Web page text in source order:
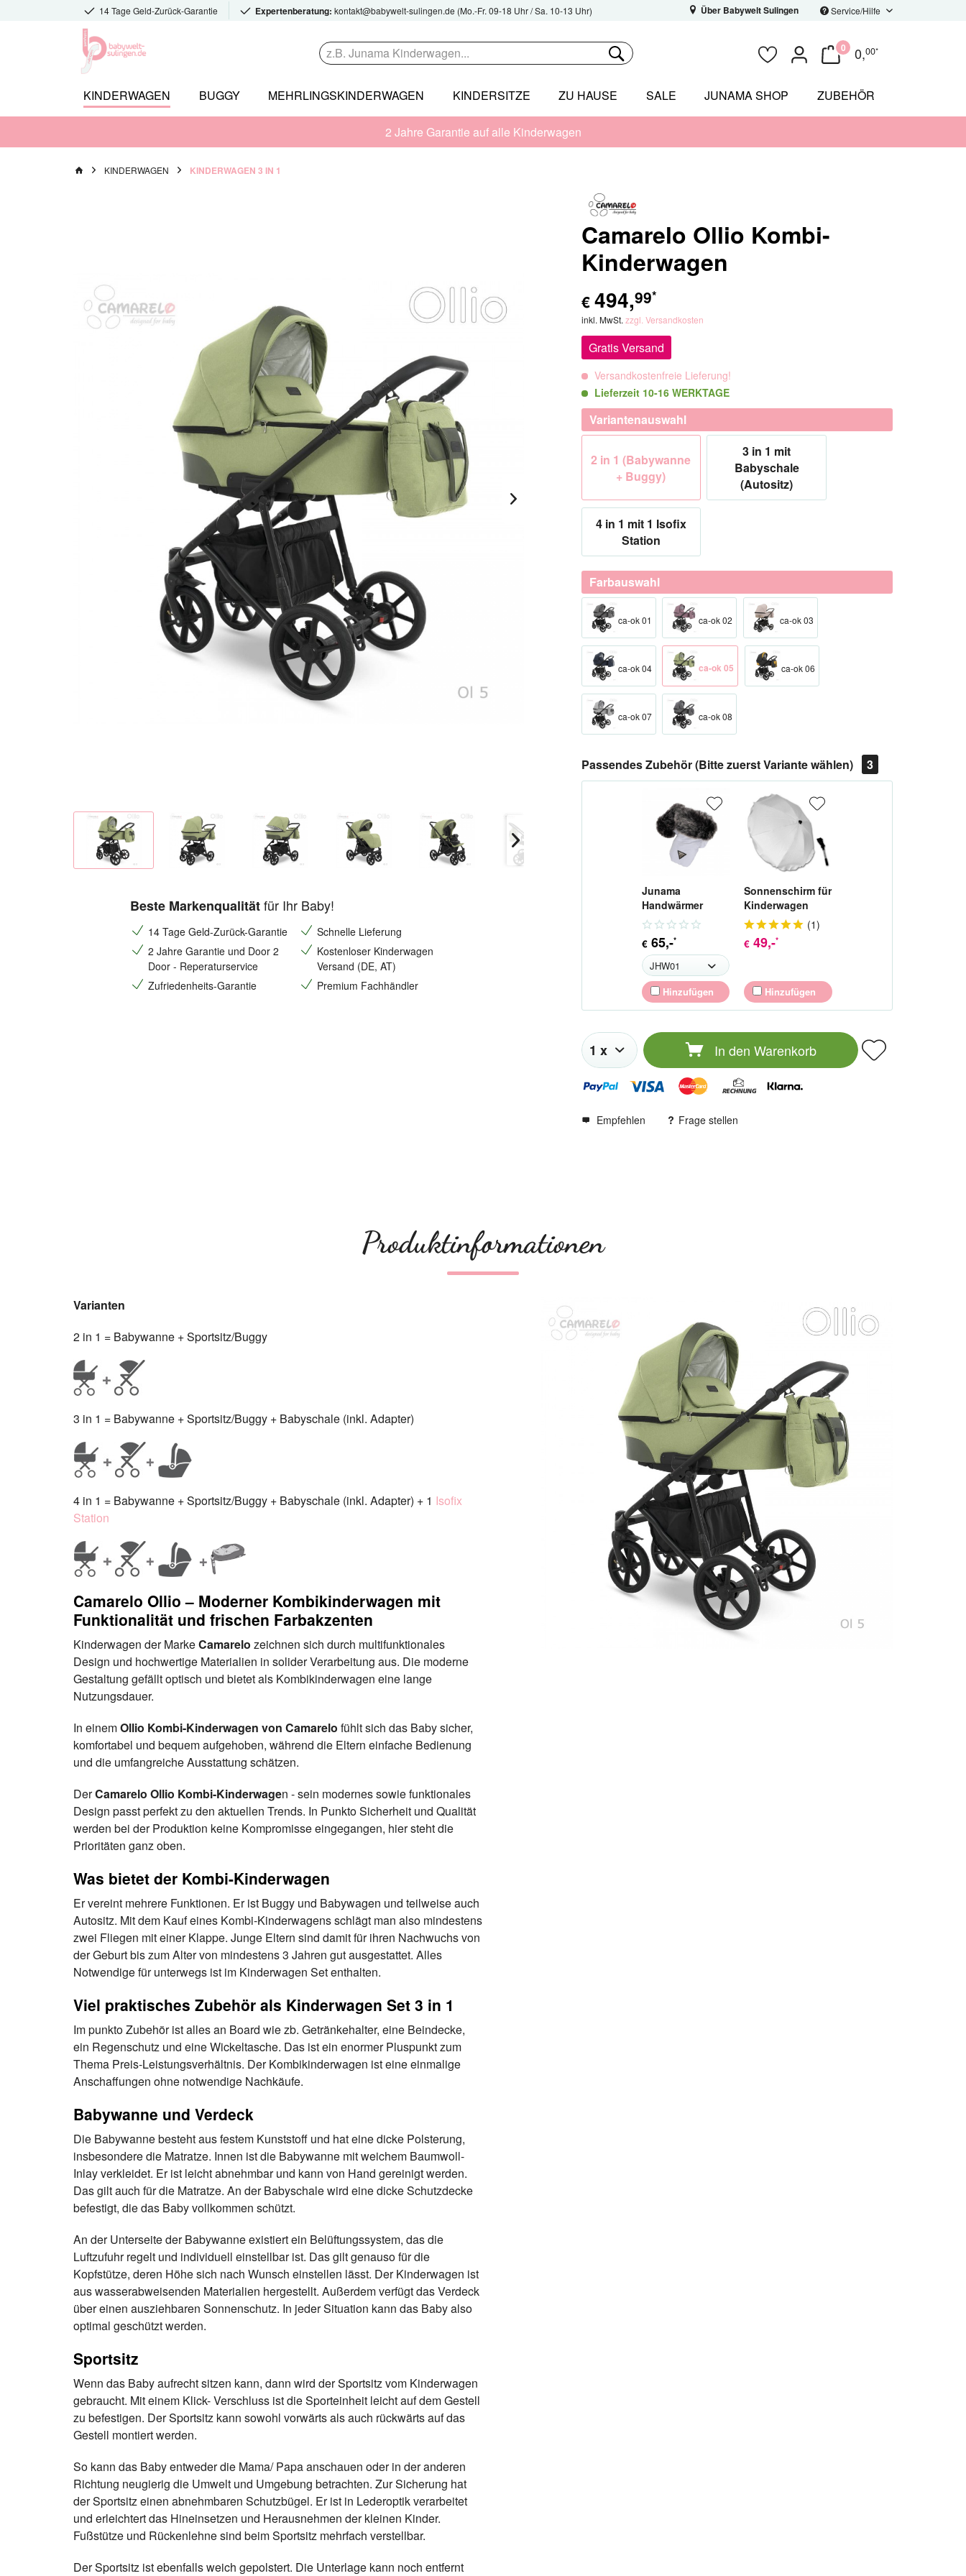
14 Tage Geld-Zurück-Garantie Expertenberatung: kontakt@babywelt-sulingen.de (Mo.-Fr. 09-18 Uhr / Sa. 10-13 Uhr) Über Babywelt Sulingen Service/Hilfe
0 0,00*
KINDERWAGEN BUGGY MEHRLINGSKINDERWAGEN KINDERSITZE ZU HAUSE SALE JUNAMA SHOP ZUBEHÖR
2 Jahre Garantie auf alle Kinderwagen
KINDERWAGEN KINDERWAGEN 3 IN 1
Beste Markenqualitätfür Ihr Baby!
14 Tage Geld-Zurück-Garantie
Schnelle Lieferung
2 Jahre Garantie und Door 2
Door - Reperaturservice
Kostenloser Kinderwagen
Versand (DE, AT)
Zufriedenheits-Garantie
Premium Fachhändler
Camarelo Ollio Kombi-
Kinderwagen
€ 494,99*
inkl. MwSt. zzgl. Versandkosten
Gratis Versand
Versandkostenfreie Lieferung!
Lieferzeit 10-16 WERKTAGE
Variantenauswahl
2 in 1 (Babywanne
+ Buggy)
3 in 1 mit
Babyschale
(Autositz)
4 in 1 mit 1 Isofix
Station
Farbauswahl
ca-ok 01 ca-ok 02 ca-ok 03
ca-ok 04 ca-ok 05 ca-ok 06
ca-ok 07 ca-ok 08
Passendes Zubehör (Bitte zuerst Variante wählen) 3
Junama
Handwärmer
Handmuff für
Kinderwagen
€ 65,-*
Hinzufügen
Sonnenschirm für
Kinderwagen
(1)
€ 49,-*
Hinzufügen
In den Warenkorb
Empfehlen Frage stellen
Produktinformationen
Varianten
2 in 1 = Babywanne + Sportsitz/Buggy
3 in 1 = Babywanne + Sportsitz/Buggy + Babyschale (inkl. Adapter)
4 in 1 = Babywanne + Sportsitz/Buggy + Babyschale (inkl. Adapter) + 1 Isofix
Station
Camarelo Ollio – Moderner Kombikinderwagen mit
Funktionalität und frischen Farbakzenten
Kinderwagen der MarkeCamarelo zeichnen sich durch multifunktionales
Design und hochwertige Materialien in solider Verarbeitung aus. Die moderne
Gestaltung gefällt optisch und bietet als Kombikinderwagen eine lange
Nutzungsdauer.
In einemOllio Kombi-Kinderwagen von Camarelo fühlt sich das Baby sicher,
komfortabel und bequem aufgehoben, während die Eltern einfache Bedienung
und die umfangreiche Ausstattung schätzen.
DerCamarelo Ollio Kombi-Kinderwagen - sein modernes sowie funktionales
Design passt perfekt zu den aktuellen Trends. In Punkto Sicherheit und Qualität
werden bei der Produktion keine Kompromisse eingegangen, hier steht die
Prioritäten ganz oben.
Was bietet der Kombi-Kinderwagen
Er vereint mehrere Funktionen. Er ist Buggy und Babywagen und teilweise auch
Autositz. Mit dem Kauf eines Kombi-Kinderwagens schlägt man also mindestens
zwei Fliegen mit einer Klappe. Junge Eltern sind damit für ihren Nachwuchs von
der Geburt bis zum Alter von mindestens 3 Jahren gut ausgestattet. Alles
Notwendige für unterwegs ist im Kinderwagen Set enthalten.
Viel praktisches Zubehör als Kinderwagen Set 3 in 1
Im punkto Zubehör ist alles an Board wie zb. Getränkehalter, eine Beindecke,
ein Regenschutz und eine Wickeltasche. Das ist ein enormer Pluspunkt zum
Thema Preis-Leistungsverhältnis. Der Kombikinderwagen ist eine einmalige
Anschaffungen ohne notwendige Nachkäufe.
Babywanne und Verdeck
Die Babywanne besteht aus festem Kunststoff und hat eine dicke Polsterung,
insbesondere die Matratze. Innen ist die Babywanne mit weichem Baumwoll-
Inlay verkleidet. Er ist leicht abnehmbar und kann von Hand gereinigt werden.
Das gilt auch für die Matratze. An der Babyschale wird eine dicke Schutzdecke
befestigt, die das Baby vollkommen schützt.
An der Unterseite der Babywanne existiert ein Belüftungssystem, das die
Luftzufuhr regelt und individuell einstellbar ist. Das gilt genauso für die
Kopfstütze, deren Höhe sich nach Wunsch einstellen lässt. Der Kinderwagen ist
aus wasserabweisenden Materialien hergestellt. Außerdem verfügt das Verdeck
über einen ausziehbaren Sonnenschutz. In jeder Situation kann das Baby also
optimal geschützt werden.
Sportsitz
Wenn das Baby aufrecht sitzen kann, dann wird der Sportsitz vom Kinderwagen
gebraucht. Mit einem Klick- Verschluss ist die Sporteinheit leicht auf dem Gestell
zu befestigen. Der Sportsitz kann sowohl vorwärts als auch rückwärts auf das
Gestell montiert werden.
So kann das Baby entweder die Mama/ Papa anschauen oder in der anderen
Richtung neugierig die Umwelt und Umgebung betrachten. Zur Sicherung hat
der Sportsitz einen abnehmbaren Schutzbügel. Er ist in Lederoptik verarbeitet
und erleichtert das Hineinsetzen und Herausnehmen der kleinen Kinder.
Fußstütze und Rückenlehne sind beim Sportsitz mehrfach verstellbar.
Der Sportsitz ist ebenfalls weich gepolstert. Die Unterlage kann noch entfernt